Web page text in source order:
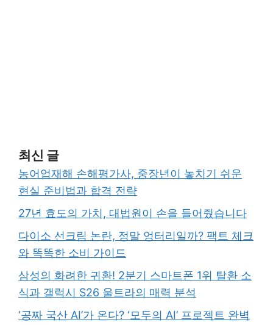
최신 글
농어업재해 손해평가사, 중장년이 놓치기 쉬운
현실 준비법과 합격 전략
27년 효도의 가치, 대법원이 손을 들어줬습니다
다이소 선크림 논란, 정말 엉터리일까? 팩트 체크
와 똑똑한 소비 가이드
삼성의 화려한 귀환! 2분기 스마트폰 1위 탈환 소
식과 갤럭시 S26 울트라의 매력 분석
‘공짜 국산 AI’가 온다? ‘모두의 AI’ 프로젝트 완벽